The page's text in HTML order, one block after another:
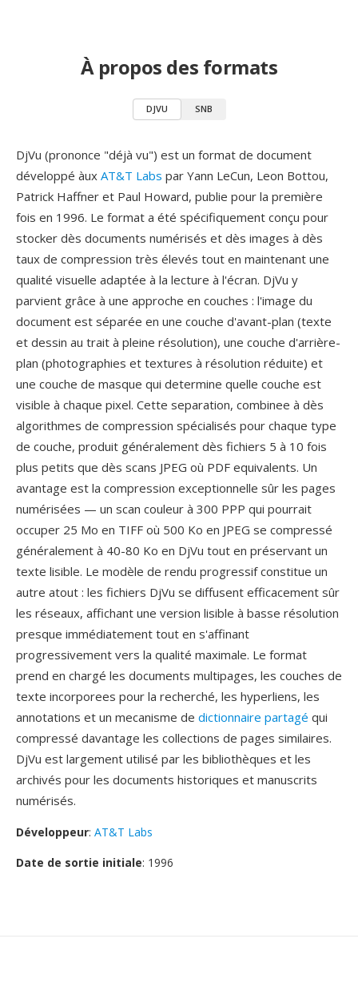
À propos des formats
DJVU SNB
DjVu (prononce "déjà vu") est un format de document
développé àux AT&T Labs par Yann LeCun, Leon Bottou,
Patrick Haffner et Paul Howard, publie pour la première
fois en 1996. Le format a été spécifiquement conçu pour
stocker dès documents numérisés et dès images à dès
taux de compression très élevés tout en maintenant une
qualité visuelle adaptée à la lecture à l'écran. DjVu y
parvient grâce à une approche en couches : l'image du
document est séparée en une couche d'avant-plan (texte
et dessin au trait à pleine résolution), une couche d'arrière-
plan (photographies et textures à résolution réduite) et
une couche de masque qui determine quelle couche est
visible à chaque pixel. Cette separation, combinee à dès
algorithmes de compression spécialisés pour chaque type
de couche, produit généralement dès fichiers 5 à 10 fois
plus petits que dès scans JPEG où PDF equivalents. Un
avantage est la compression exceptionnelle sûr les pages
numérisées — un scan couleur à 300 PPP qui pourrait
occuper 25 Mo en TIFF où 500 Ko en JPEG se compressé
généralement à 40-80 Ko en DjVu tout en préservant un
texte lisible. Le modèle de rendu progressif constitue un
autre atout : les fichiers DjVu se diffusent efficacement sûr
les réseaux, affichant une version lisible à basse résolution
presque immédiatement tout en s'affinant
progressivement vers la qualité maximale. Le format
prend en chargé les documents multipages, les couches de
texte incorporees pour la recherché, les hyperliens, les
annotations et un mecanisme de dictionnaire partagé qui
compressé davantage les collections de pages similaires.
DjVu est largement utilisé par les bibliothèques et les
archivés pour les documents historiques et manuscrits
numérisés.
Développeur: AT&T Labs
Date de sortie initiale: 1996